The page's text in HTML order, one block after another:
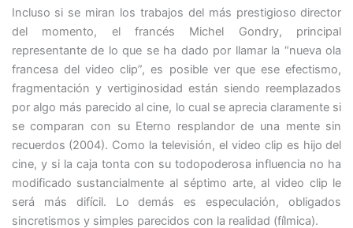
Incluso si se miran los trabajos del más prestigioso director
del momento, el francés Michel Gondry, principal
representante de lo que se ha dado por llamar la “nueva ola
francesa del video clip”, es posible ver que ese efectismo,
fragmentación y vertiginosidad están siendo reemplazados
por algo más parecido al cine, lo cual se aprecia claramente si
se comparan con su Eterno resplandor de una mente sin
recuerdos (2004). Como la televisión, el video clip es hijo del
cine, y si la caja tonta con su todopoderosa influencia no ha
modificado sustancialmente al séptimo arte, al video clip le
será más difícil. Lo demás es especulación, obligados
sincretismos y simples parecidos con la realidad (fílmica).